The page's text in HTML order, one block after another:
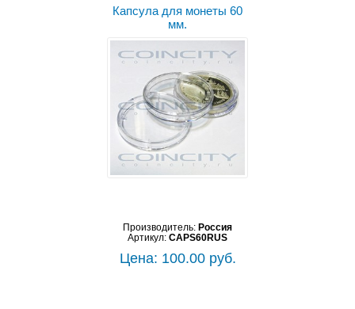
Капсула для монеты 60
мм.
Производитель: Россия
Артикул: CAPS60RUS
Цена: 100.00 руб.